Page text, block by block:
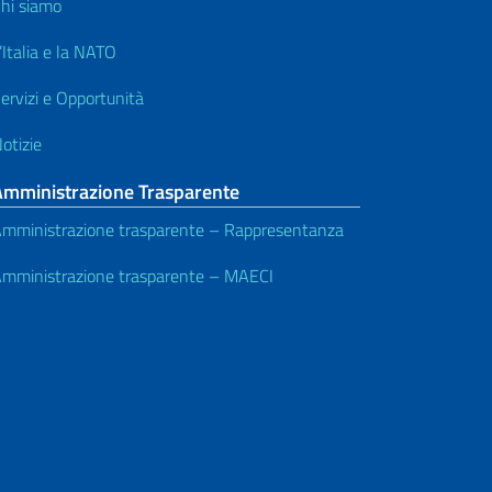
siamo
e la NATO
e Opportunità
Trasparente
trasparente – Rappresentanza
trasparente – MAECI